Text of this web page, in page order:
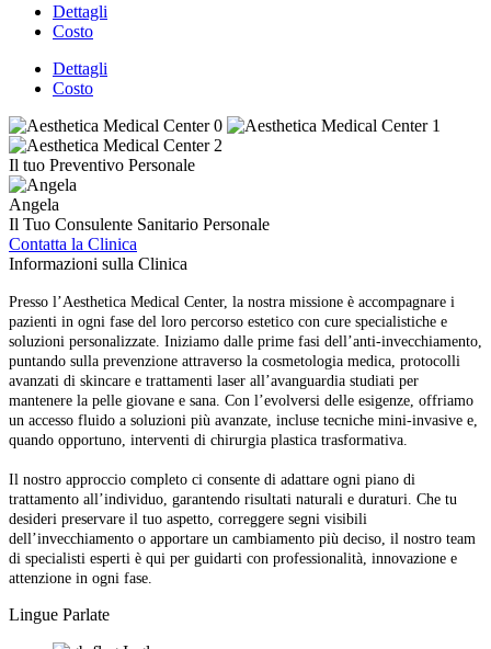
Dettagli
Costo
Dettagli
Costo
Il tuo Preventivo Personale
Angela
Il Tuo Consulente Sanitario Personale
Contatta la Clinica
Informazioni sulla Clinica
Presso l’Aesthetica Medical Center, la nostra missione è accompagnare i
pazienti in ogni fase del loro percorso estetico con cure specialistiche e
soluzioni personalizzate. Iniziamo dalle prime fasi dell’anti-invecchiamento,
puntando sulla prevenzione attraverso la cosmetologia medica, protocolli
avanzati di skincare e trattamenti laser all’avanguardia studiati per
mantenere la pelle giovane e sana. Con l’evolversi delle esigenze, offriamo
un accesso fluido a soluzioni più avanzate, incluse tecniche mini-invasive e,
quando opportuno, interventi di chirurgia plastica trasformativa.
Il nostro approccio completo ci consente di adattare ogni piano di
trattamento all’individuo, garantendo risultati naturali e duraturi. Che tu
desideri preservare il tuo aspetto, correggere segni visibili
dell’invecchiamento o apportare un cambiamento più deciso, il nostro team
di specialisti esperti è qui per guidarti con professionalità, innovazione e
attenzione in ogni fase.
Lingue Parlate